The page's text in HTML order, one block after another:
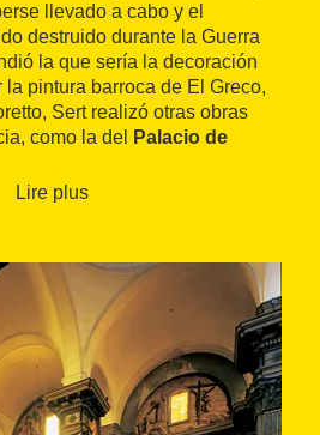
llevado a cabo y el
destruido durante la Guerra
la que sería la decoración
pintura barroca de El Greco,
Sert realizó otras obras
como la del
Palacio de
murales de numerosas casas
Astoriao elRockefeller
York, el
Museo de San
o la
Sala del Consejo de
en la obra de este
mismacatedral de Vic, ciudad
al nombre del artista. Aquí, se
Lire plus